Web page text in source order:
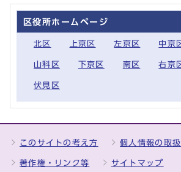
区役所ホームページ
北区 上京区 左京区 中京
山科区 下京区 南区 右京
伏見区
このサイトの考え方 個人情報の取扱
著作権・リンク等 サイトマップ